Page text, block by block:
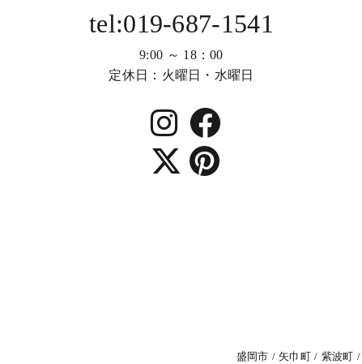
tel:019-687-1541
9:00 ～ 18：00
定休日：火曜日・水曜日
盛岡市 矢巾町 紫波町